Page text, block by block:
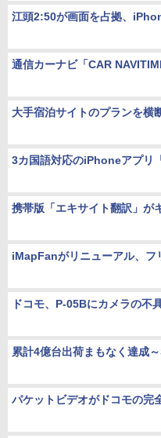
江頭2:50が画面を占拠、
通信カーナビ「CAR
大手宿泊サイトのプランを横
3カ国語対応のiPhoneアプリ
携帯版「エキサイト翻訳」が
iMapFanがリニューアル、フ
ドコモ、P-05Bにカメラの不
累計4億台出荷まもなく達成
パケットビデオがドコモの完